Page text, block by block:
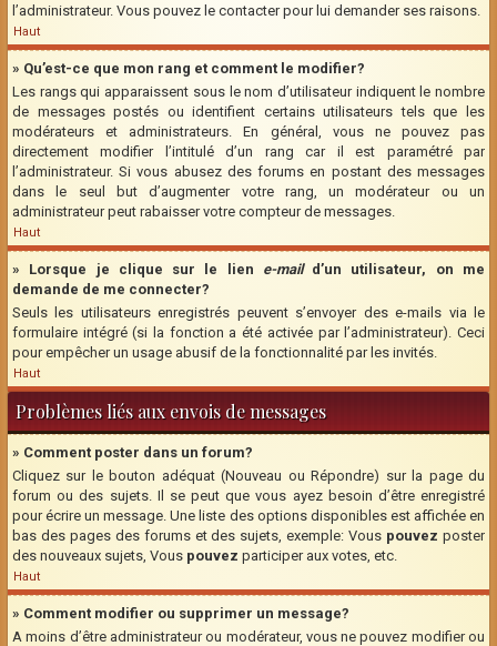
l’administrateur. Vous pouvez le contacter pour lui demander ses raisons.
Haut
» Qu’est-ce que mon rang et comment le modifier?
Les rangs qui apparaissent sous le nom d’utilisateur indiquent le nombre
de messages postés ou identifient certains utilisateurs tels que les
modérateurs et administrateurs. En général, vous ne pouvez pas
directement modifier l’intitulé d’un rang car il est paramétré par
l’administrateur. Si vous abusez des forums en postant des messages
dans le seul but d’augmenter votre rang, un modérateur ou un
administrateur peut rabaisser votre compteur de messages.
Haut
» Lorsque je clique sur le lien e-maild’un utilisateur, on me
demande de me connecter?
Seuls les utilisateurs enregistrés peuvent s’envoyer des e-mails via le
formulaire intégré (si la fonction a été activée par l’administrateur). Ceci
pour empêcher un usage abusif de la fonctionnalité par les invités.
Haut
Problèmes liés aux envois de messages
» Comment poster dans un forum?
Cliquez sur le bouton adéquat (Nouveau ou Répondre) sur la page du
forum ou des sujets. Il se peut que vous ayez besoin d’être enregistré
pour écrire un message. Une liste des options disponibles est affichée en
bas des pages des forums et des sujets, exemple: Vous pouvez poster
des nouveaux sujets, Vous pouvez participer aux votes, etc.
Haut
» Comment modifier ou supprimer un message?
A moins d’être administrateur ou modérateur, vous ne pouvez modifier ou